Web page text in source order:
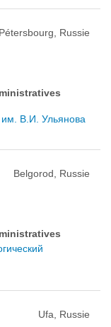
Russie
им. В.И. Ульянова
Belgorod, Russie
Ufa, Russie